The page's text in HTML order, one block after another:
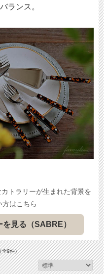
ランス。
トラリーが生まれた背景を
はこちら
見る（SABRE）
全9件）